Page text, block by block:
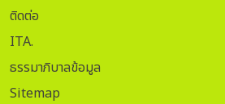
พ่อจง วัดหน้าต่างนอก และ 5. สืบทอดสยา
มหากรุณาธิคุณ กำหนดเปิดให้เข้าชม ตั้ง
วันที่ 4 ตุลาคม 2569 ณ พระที่นั่งอิศรา
แห่งชาติ พระนคร อธิบดีกรมศิลปากร
กล่าวยังรวมไปถึงโรงละครแห่งชาติ สถา
ติดต่อ
ITA.
ธรรมาภิบาลข้อมูล
Sitemap